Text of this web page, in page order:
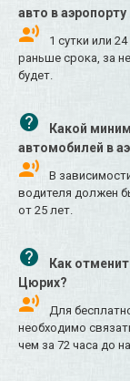
авто в
1 сутки или
раньше срока, за
будет.
Какой
автомобилей в
В
водителя должен
от 25 лет.
Как
Цюрих?
Для
необходимо
чем за 72 часа до